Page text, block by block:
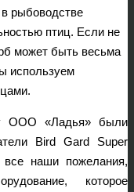
рыбоводстве
птиц. Если не
может быть весьма
используем
ООО «Ладья» были
Bird Gard Super
наши пожелания,
которое